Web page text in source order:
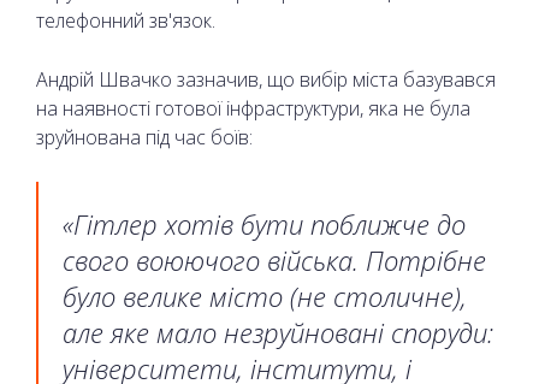
телефонний зв'язок.
Андрій Швачко зазначив, що вибір міста базувався
на наявності готової інфраструктури, яка не була
зруйнована під час боїв:
«Гітлер хотів бути поближче до
свого воюючого війська. Потрібне
було велике місто (не столичне),
але яке мало незруйновані споруди:
університети, інститути, і